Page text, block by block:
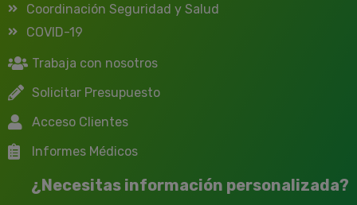
Coordinación Seguridad y Salud
COVID-19
Trabaja con nosotros
Solicitar Presupuesto
Acceso Clientes
Informes Médicos
¿Necesitas información personalizada?